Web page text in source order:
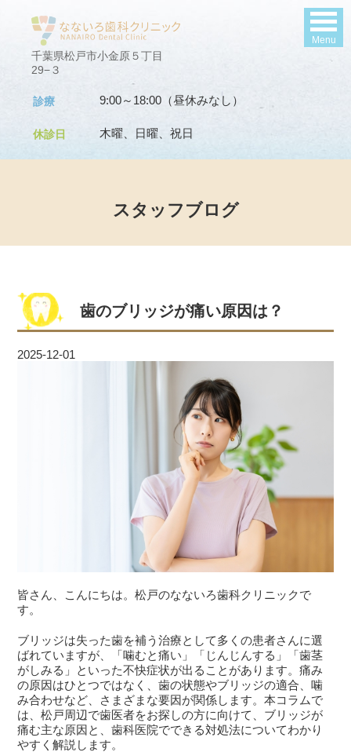
Menu
千葉県松戸市小金原５丁目
29−３
診療 9:00～18:00（昼休みなし）
休診日 木曜、日曜、祝日
スタッフブログ
歯のブリッジが痛い原因は？
2025-12-01
皆さん、こんにちは。松戸のなないろ歯科クリニックで
す。
ブリッジは失った歯を補う治療として多くの患者さんに選
ばれていますが、「噛むと痛い」「じんじんする」「歯茎
がしみる」といった不快症状が出ることがあります。痛み
の原因はひとつではなく、歯の状態やブリッジの適合、噛
み合わせなど、さまざまな要因が関係します。本コラムで
は、松戸周辺で歯医者をお探しの方に向けて、ブリッジが
痛む主な原因と、歯科医院でできる対処法についてわかり
やすく解説します。